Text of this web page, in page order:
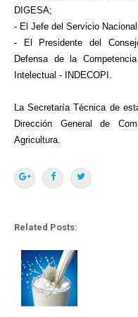
DIGESA;
- El Jefe del Servicio
- El Presidente del
Defensa de la
Intelectual - INDECOPI.
La Secretaría Técnica de
Dirección General de
Agricultura.
Related Posts: